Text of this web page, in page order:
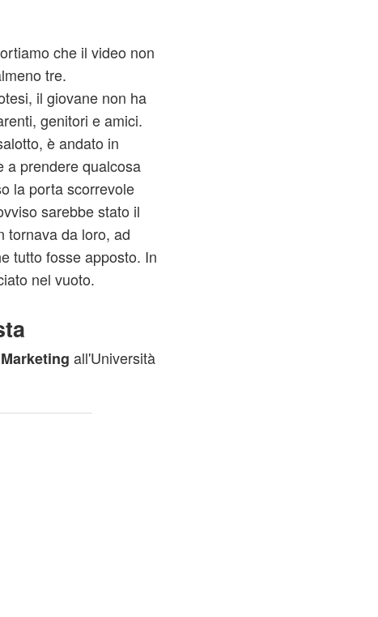
che il video non
tre.
il giovane non ha
genitori e amici.
è andato in
a prendere qualcosa
la porta scorrevole
sarebbe stato il
tornava da loro, ad
tutto fosse apposto. In
nel vuoto.
all'Università